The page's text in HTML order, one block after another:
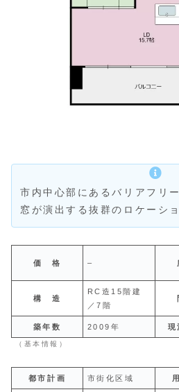
市内中心部にあるバリアフリ
窓が演出する抜群のロケーシ
価 格 –
構 造
RC造15階建
／7階
築年数 2009年 現
（基本情報）
都市計画 市街化区域